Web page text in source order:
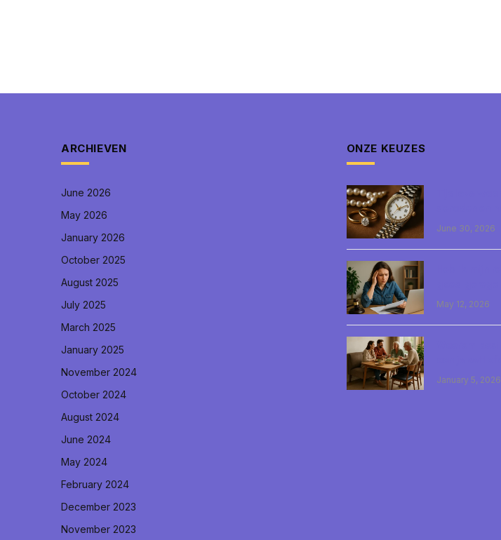
ARCHIEVEN
June 2026
May 2026
January 2026
October 2025
August 2025
July 2025
March 2025
January 2025
November 2024
October 2024
August 2024
June 2024
May 2024
February 2024
December 2023
November 2023
ONZE KEUZES
June 30, 2026
May 12, 2026
January 5, 2026